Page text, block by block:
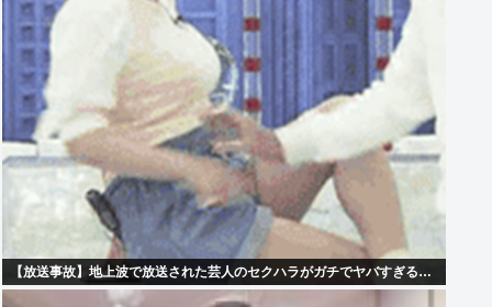
【放送事故】地上波で放送された芸人のセクハラがガチでヤバすぎる…